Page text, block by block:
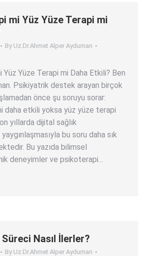
mi Yüz Yüze Terapi mi
By Uz.Dr.Ahmet Alper Ayduman
Yüz Yüze Terapi mi Daha Etkili? Ben
Psikiyatrik destek arayan birçok
önce şu soruyu sorar:
daha etkili yoksa yüz yüze terapi
yıllarda dijital sağlık
yaygınlaşmasıyla bu soru daha sık
Bu yazıda bilimsel
deneyimler ve psikoterapi…
Nasıl İlerler?
By Uz.Dr.Ahmet Alper Ayduman